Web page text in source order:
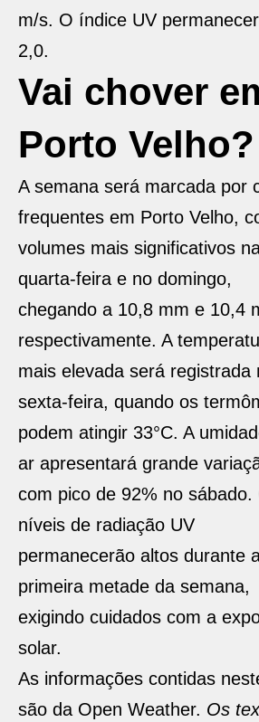
m/s. O índice UV
2,0.
Vai chover
Porto Velho?
A semana será marcada por
frequentes em Porto Velho,
volumes mais significativos
quarta-feira e no domingo,
chegando a 10,8 mm e 10,4
respectivamente. A
mais elevada será registrada
sexta-feira, quando os
podem atingir 33°C. A
ar apresentará grande
com pico de 92% no sábado.
níveis de radiação UV
permanecerão altos durante
primeira metade da semana,
exigindo cuidados com a
solar.
As informações contidas
são da Open Weather. Os